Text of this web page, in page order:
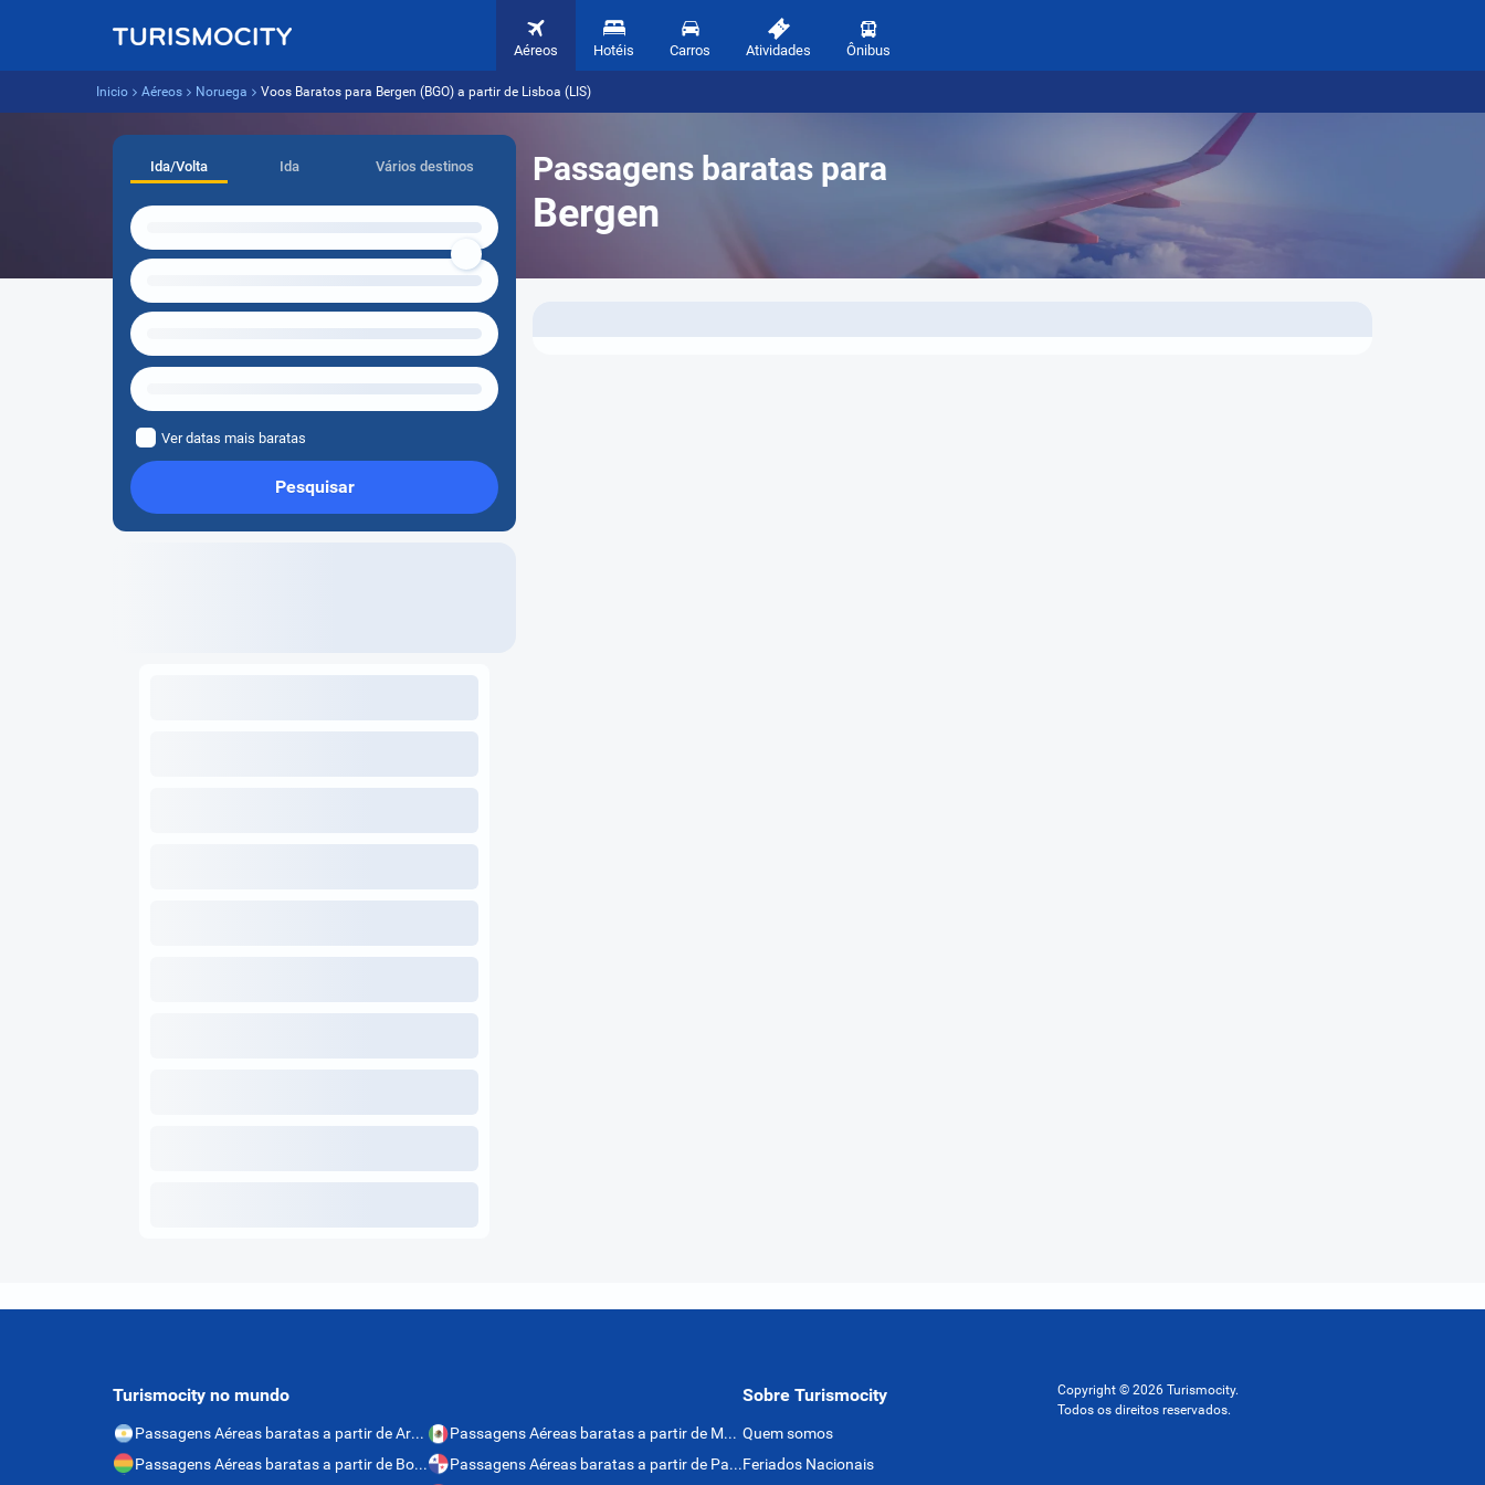
Aéreos Hotéis Carros Atividades Ônibus
Inicio Aéreos Noruega Voos Baratos para Bergen (BGO) a partir de Lisboa (LIS)
Passagens baratas para
Bergen
Ida/Volta Ida Vários destinos
Ver datas mais baratas
Pesquisar
Turismocity no mundo
Passagens Aéreas baratas a partir de Argentina
Passagens Aéreas baratas a partir de Bolívia
Passagens Aéreas baratas a partir de México
Passagens Aéreas baratas a partir de Panamá
Sobre Turismocity
Quem somos
Feriados Nacionais
Copyright © 2026 Turismocity.
Todos os direitos reservados.